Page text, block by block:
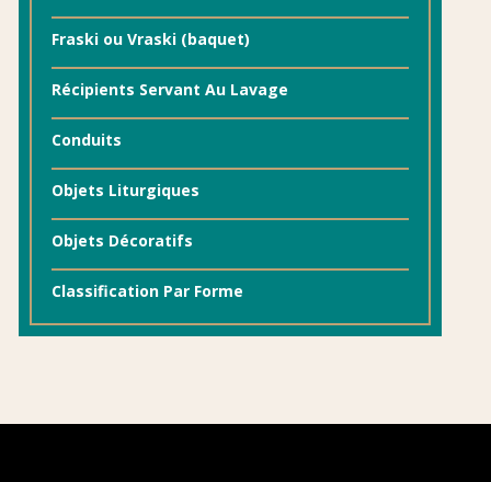
Fraski ou Vraski (baquet)
Récipients Servant Au Lavage
Conduits
Objets Liturgiques
Objets Décoratifs
Classification Par Forme